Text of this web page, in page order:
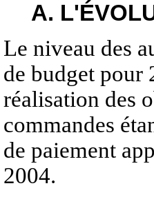
A.
Le niveau des
de budget pour
réalisation des
commandes
de paiement
2004.